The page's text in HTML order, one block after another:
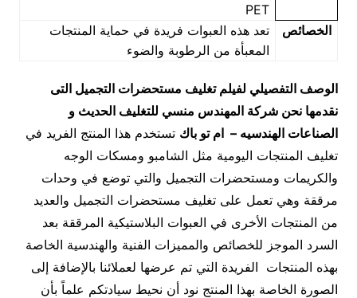
PET
الخصائص
تعد هذه العبوات فريدة في حماية المنتجات
المعبأة من الرطوبة والضوء
الوصف التفصيلي لفيلم تغليف مستحضرات التجميل التى
نقدمها نحن شركة المهندس منسي للتغليف الحديث و
الصناعات الهندسيه – ام تو باك تستخدم هذا المنتج الفريد في
تغليف المنتجات اليومية مثل الشامبو ومسكات الوجه
والكريمات ومستحضرات التجميل والتي توضع في وحدات
مرققة وهي تعمل على تغليف مستحضرات التجميل والعديد
من المنتجات الأخرى في العبوات البلاستيكية المرققة بعد
السرد الموجز للخصائص والمميزات الفنية والهندسية الخاصة
بهذه المنتجات الفريدة التي تم عرضها لعملائنا بالإضافة إلى
الصورة الخاصة بهذا المنتج نود أن نحيط سيادتكم علماً بأن